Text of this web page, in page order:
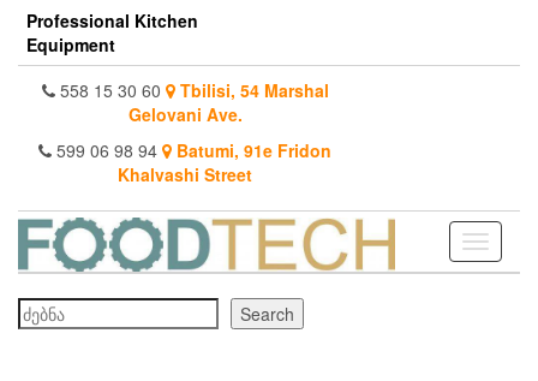
Skip
the
content
Professional Kitchen
Equipment
558 15 30 60
Tbilisi, 54 Marshal
Gelovani Ave.
599 06 98 94
Batumi, 91e Fridon
Khalvashi Street
Toggle
Search
Search